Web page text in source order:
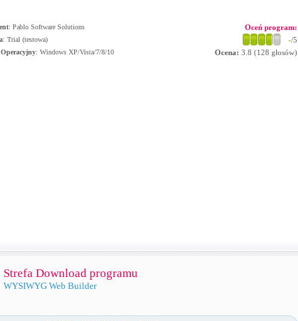
: Pablo Software Solutions
: Trial (testowa)
Operacyjny: Windows XP/Vista/7/8/10
Oceń program:
-/5
Ocena: 3.8 (128 głosów)
Strefa Download programu
WYSIWYG Web Builder